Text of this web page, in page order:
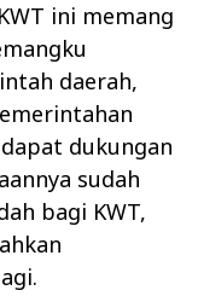
ini memang
daerah,
dukungan
sudah
bagi KWT,